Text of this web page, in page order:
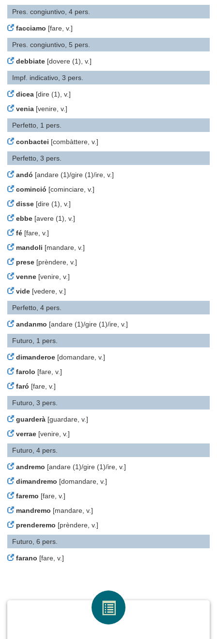
Pres. congiuntivo, 4 pers.
facciamo [fare, v.]
Pres. congiuntivo, 5 pers.
debbiate [dovere (1), v.]
Impf. indicativo, 3 pers.
dicea [dire (1), v.]
venia [venire, v.]
Perfetto, 1 pers.
conbactei [combàttere, v.]
Perfetto, 3 pers.
andó [andare (1)/gire (1)/ire, v.]
cominció [cominciare, v.]
disse [dire (1), v.]
ebbe [avere (1), v.]
fé [fare, v.]
mandoli [mandare, v.]
prese [prèndere, v.]
venne [venire, v.]
vide [vedere, v.]
Perfetto, 4 pers.
andanmo [andare (1)/gire (1)/ire, v.]
Futuro, 1 pers.
dimanderoe [domandare, v.]
farolo [fare, v.]
faró [fare, v.]
Futuro, 3 pers.
guarderà [guardare, v.]
verrae [venire, v.]
Futuro, 4 pers.
andremo [andare (1)/gire (1)/ire, v.]
dimandremo [domandare, v.]
faremo [fare, v.]
mandremo [mandare, v.]
prenderemo [prèndere, v.]
Futuro, 6 pers.
farano [fare, v.]